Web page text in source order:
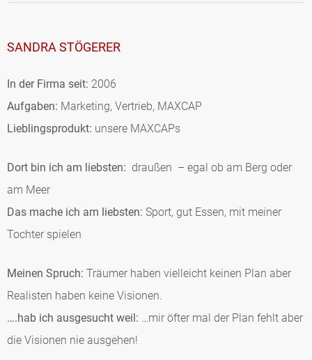
SANDRA STÖGERER
In der Firma seit: 2006
Aufgaben: Marketing, Vertrieb, MAXCAP
Lieblingsprodukt: unsere MAXCAPs
Dort bin ich am liebsten: draußen – egal ob am Berg oder
am Meer
Das mache ich am liebsten: Sport, gut Essen, mit meiner
Tochter spielen
Meinen Spruch: Träumer haben vielleicht keinen Plan aber
Realisten haben keine Visionen.
….hab ich ausgesucht weil: …mir öfter mal der Plan fehlt aber
die Visionen nie ausgehen!